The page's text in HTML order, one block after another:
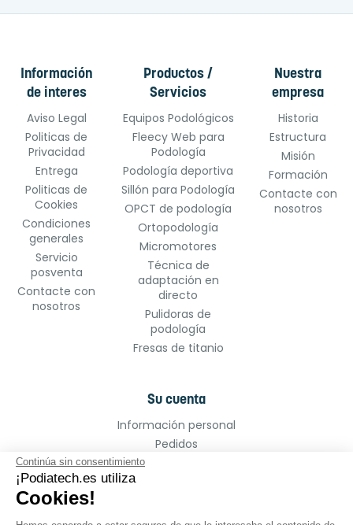
Información
de interes
Aviso Legal
Politicas de
Privacidad
Entrega
Politicas de
Cookies
Condiciones
generales
Servicio
posventa
Contacte con
nosotros
Productos /
Servicios
Equipos Podológicos
Fleecy Web para
Podología
Podología deportiva
Sillón para Podología
OPCT de podología
Ortopodología
Micromotores
Técnica de
adaptación en
directo
Pulidoras de
podología
Fresas de titanio
Nuestra
empresa
Historia
Estructura
Misión
Formación
Contacte con
nosotros
Su cuenta
Información personal
Pedidos
Facturas por abono
Mis alertas
¡Podiatech.es utiliza
Cookies!